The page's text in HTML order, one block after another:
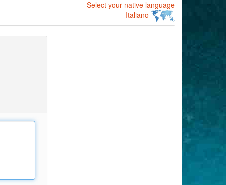
Select your native language
Italiano